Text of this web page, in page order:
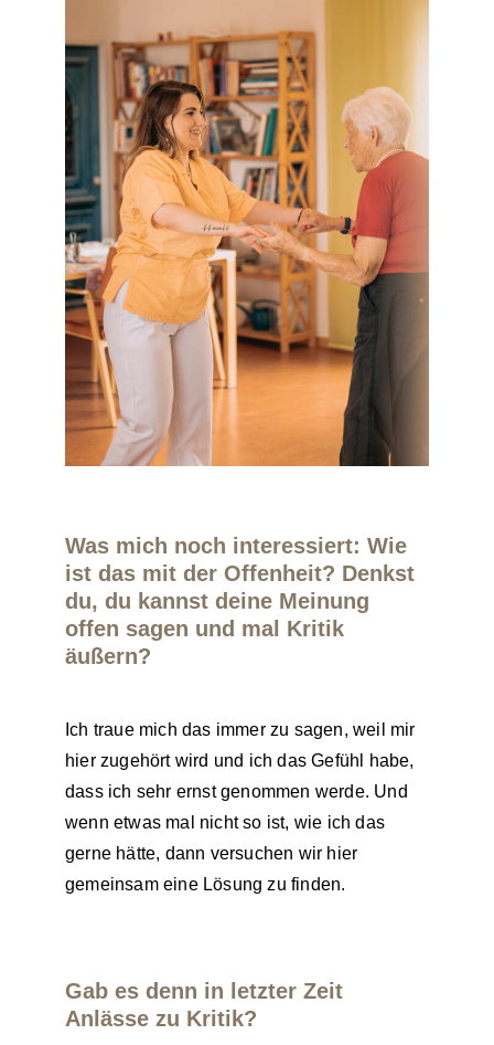
Was mich noch interessiert: Wie
ist das mit der Offenheit? Denkst
du, du kannst deine Meinung
offen sagen und mal Kritik
äußern?
Ich traue mich das immer zu sagen, weil mir
hier zugehört wird und ich das Gefühl habe,
dass ich sehr ernst genommen werde. Und
wenn etwas mal nicht so ist, wie ich das
gerne hätte, dann versuchen wir hier
gemeinsam eine Lösung zu finden.
Gab es denn in letzter Zeit
Anlässe zu Kritik?